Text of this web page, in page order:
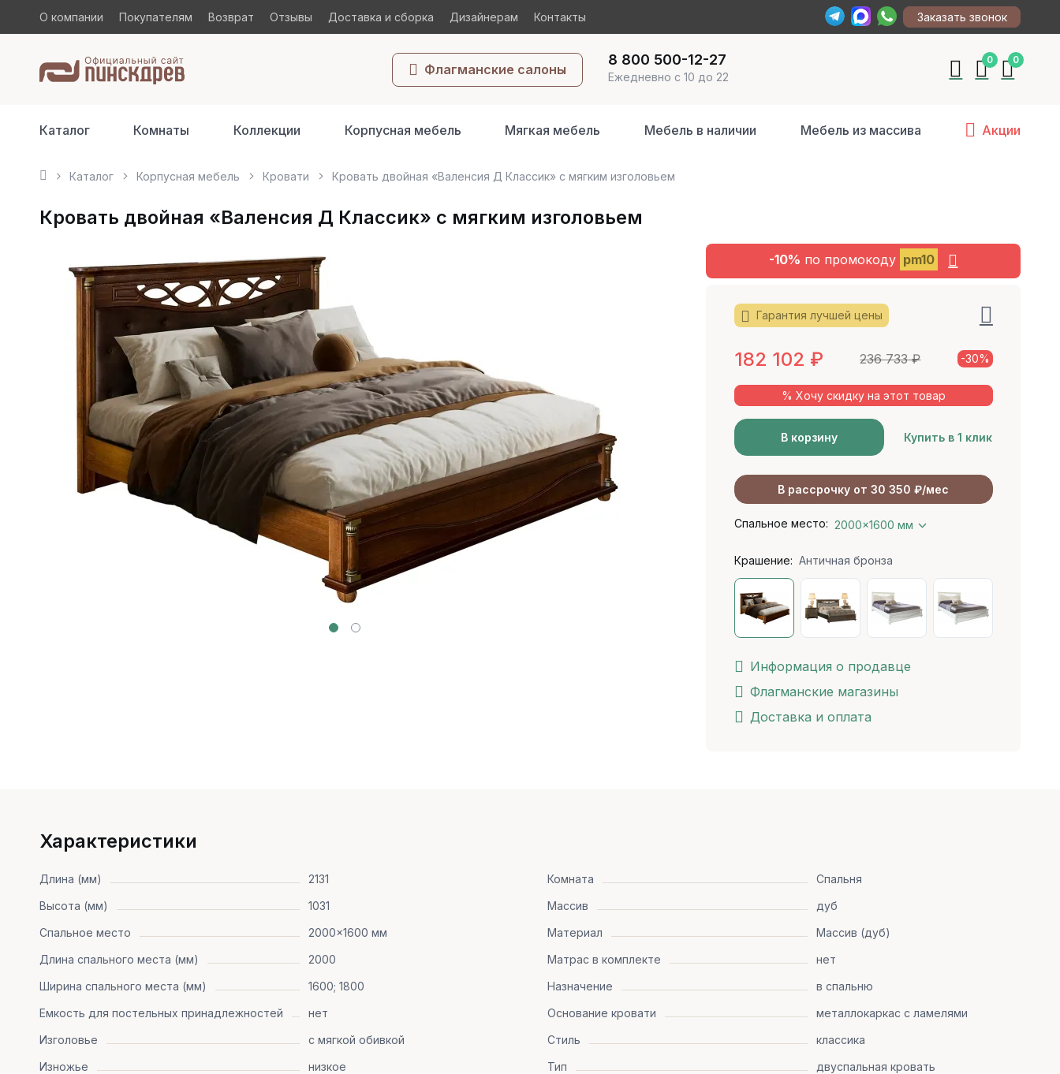
О компании Покупателям Возврат Отзывы Доставка и сборка Дизайнерам Контакты Заказать звонок
Флагманские салоны
8 800 500-12-27
Ежедневно с 10 до 22
0 0
Каталог Комнаты Коллекции Корпусная мебель Мягкая мебель Мебель в наличии Мебель из массива Акции
Каталог Корпусная мебель Кровати Кровать двойная «Валенсия Д Классик» с мягким изголовьем
Кровать двойная «Валенсия Д Классик» с мягким изголовьем
-10% по промокоду pm10
Гарантия лучшей цены
182 102 ₽ 236 733₽ -30%
% Хочу скидку на этот товар
В корзину Купить в 1 клик
В рассрочку от 30 350 ₽/мес
Спальное место: 2000x1600 мм
Крашение: Античная бронза
Информация о продавце
Флагманские магазины
Доставка и оплата
Характеристики
Длина (мм)
2131
Высота (мм)
1031
Спальное место
2000x1600 мм
Длина спального места (мм)
2000
Ширина спального места (мм)
1600; 1800
Емкость для постельных принадлежностей
нет
Изголовье
с мягкой обивкой
Изножье
низкое
Комната
Спальня
Массив
дуб
Материал
Массив (дуб)
Матрас в комплекте
нет
Назначение
в спальню
Основание кровати
металлокаркас с ламелями
Стиль
классика
Тип
двуспальная кровать